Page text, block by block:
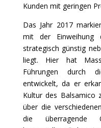
Kunden mit geringen
Das Jahr 2017
mit der Einweihung
strategisch günstig
liegt. Hier hat
Führungen durch
entwickelt, da er
Kultur des Balsamico
über die
die überragende